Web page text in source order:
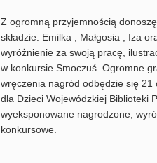
Z ogromną przyjemnością
składzie: Emilka , Małgosia , Iza
wyróżnienie za swoją pracę,
w konkursie Smoczuś. Ogromne
wręczenia nagród odbędzie się
dla Dzieci Wojewódzkiej Biblioteki
wyeksponowane nagrodzone,
konkursowe.